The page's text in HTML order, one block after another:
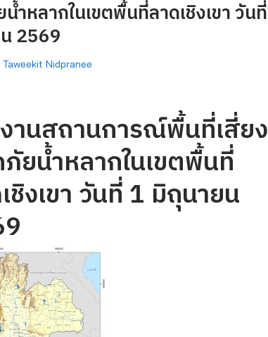
หลากในเขตพื้นที่ลาดเชิงเขา วันที่
2569
Taweekit Nidpranee
านสถานการณ์พื้นที่เสี่ยง
ยน้ำหลากในเขตพื้นที่
ชิงเขา วันที่ 1 มิถุนายน